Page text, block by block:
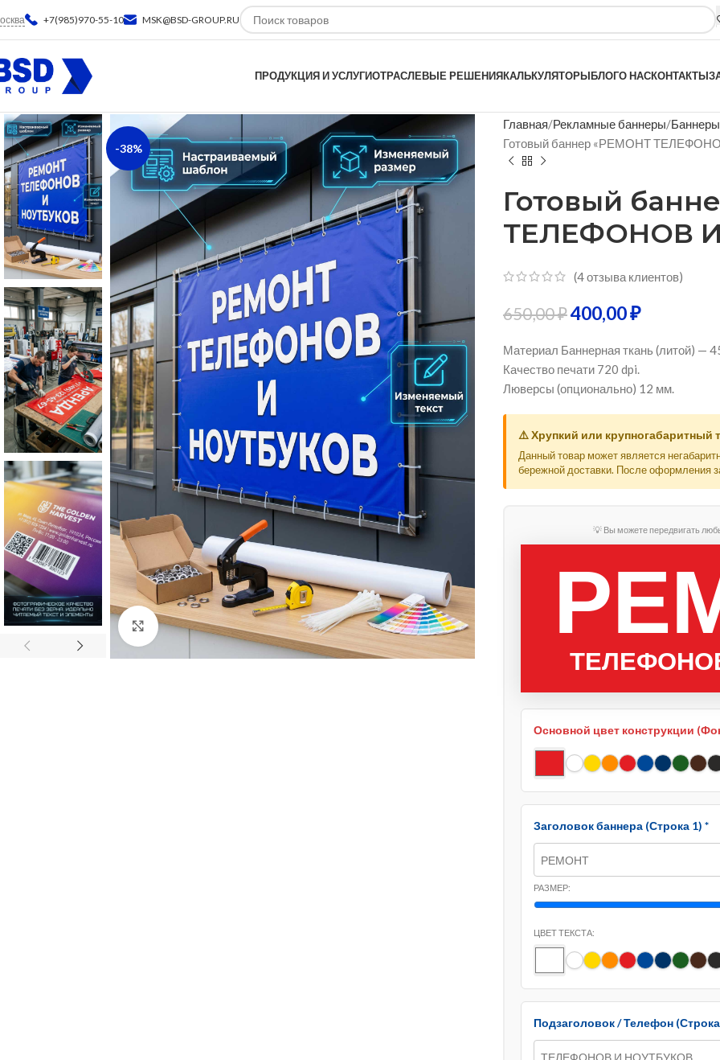
+7(985)970-55-10 MSK@BSD-GROUP.RU
ПРОДУКЦИЯ И УСЛУГИОТРАСЛЕВЫЕ РЕШЕНИЯКАЛЬКУЛЯТОРЫБЛОГО НАСКОНТАКТЫ
-38%
Нажмите, чтобы увеличить
Главная Рекламные баннеры
Готовый баннер «РЕМОНТ
Готовый
ТЕЛЕФОНОВ
(4отзыва клиентов)
650,00₽400,00₽
Материал Баннерная ткань (литой) —
Качество печати 720 dpi.
Люверсы (опционально) 12 мм.
⚠️ Хрупкий или крупногабаритный
Данный товар может является
бережной доставки. После оформления
💡 Вы можете передвигать
Основной цвет конструкции
Заголовок баннера (Строка 1) *
РАЗМЕР:
ЦВЕТ ТЕКСТА:
Подзаголовок / Телефон (Строка